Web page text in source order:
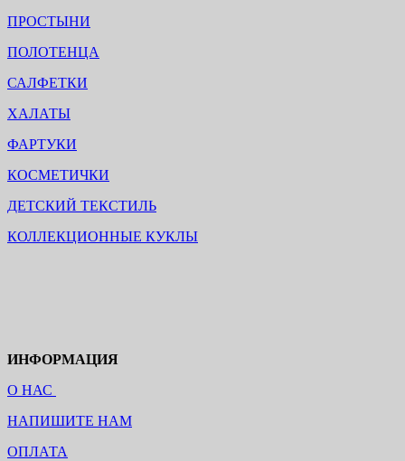
ПРОСТЫНИ
ПОЛОТЕНЦА
САЛФЕТКИ
ХАЛАТЫ
ФАРТУКИ
КОСМЕТИЧКИ
ДЕТСКИЙ ТЕКСТИЛЬ
КОЛЛЕКЦИОННЫЕ КУКЛЫ
ИНФОРМАЦИЯ
О НАС
НАПИШИТЕ НАМ
ОПЛАТА